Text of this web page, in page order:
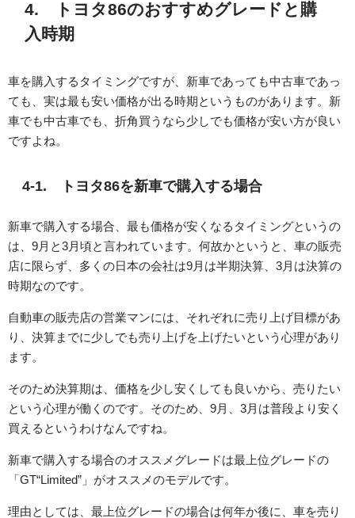
4. トヨタ86のおすすめグレードと購
入時期
車を購入するタイミングですが、新車であっても中古車であっ
ても、実は最も安い価格が出る時期というものがあります。新
車でも中古車でも、折角買うなら少しでも価格が安い方が良い
ですよね。
4-1. トヨタ86を新車で購入する場合
新車で購入する場合、最も価格が安くなるタイミングというの
は、9月と3月頃と言われています。何故かというと、車の販売
店に限らず、多くの日本の会社は9月は半期決算、3月は決算の
時期なのです。
自動車の販売店の営業マンには、それぞれに売り上げ目標があ
り、決算までに少しでも売り上げを上げたいという心理があり
ます。
そのため決算期は、価格を少し安くしても良いから、売りたい
という心理が働くのです。そのため、9月、3月は普段より安く
買えるというわけなんですね。
新車で購入する場合のオススメグレードは最上位グレードの
「GT“Limited”」がオススメのモデルです。
理由としては、最上位グレードの場合は何年か後に、車を売り